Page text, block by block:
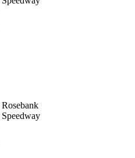
Rosebank
Speedway